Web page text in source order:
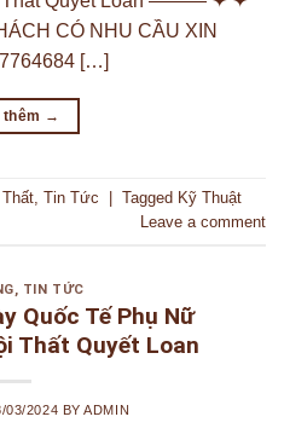
CÓ NHU CẦU XIN
[…]
thêm →
, Tin Tức Tagged Kỹ Thuật
Leave a comment
, TIN TỨC
Quốc Tế Phụ Nữ
Thất Quyết Loan
03/2024 BYADMIN